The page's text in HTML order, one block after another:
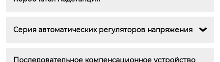
Серия автоматических регуляторов напряжения 
Последовательное компенсационное устройство